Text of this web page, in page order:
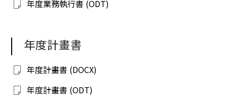
年度業務執行書 (ODT)
年度計畫書
年度計畫書 (DOCX)
年度計畫書 (ODT)